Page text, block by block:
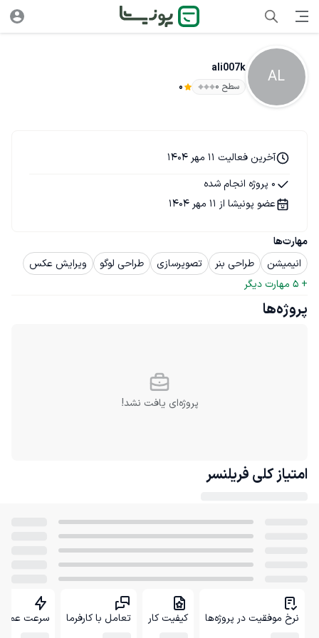
AL
ali007k
سطح ۰ 0
مهارت‌ها
انیمیشن
طراحی بنر تصویرسازی طراحی لوگو
ویرایش عکس
+
5 مهارت دیگر
آخرین فعالیت 11 مهر 1404
0 پروژه انجام شده
عضو پونیشا از 11 مهر 1404
پروژه‌ها
پروژه‌ای یافت نشد!
امتیاز کلی فریلنسر
نرخ موفقیت در پروژه‌ها کیفیت کار تعامل با کارفرما سرعت عمل